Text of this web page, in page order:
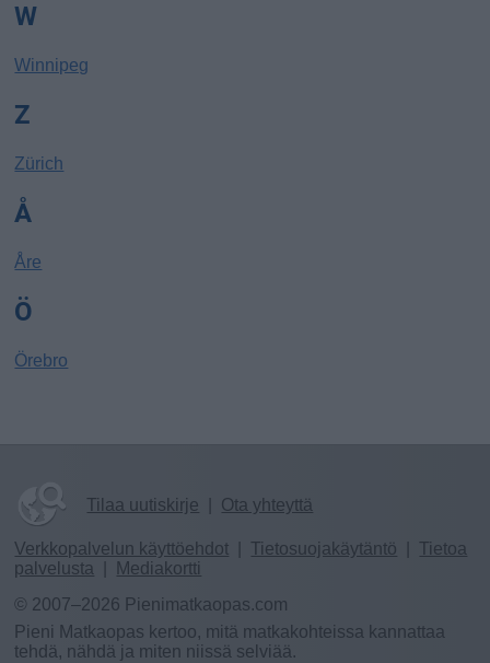
W
Winnipeg
Z
Zürich
Å
Åre
Ö
Örebro
Tilaa uutiskirje Ota yhteyttä
Verkkopalvelun käyttöehdot Tietosuojakäytäntö
Tietoa
palvelusta
Mediakortti
© 2007–2026 Pienimatkaopas.com
Pieni Matkaopas kertoo, mitä matkakohteissa kannattaa
tehdä, nähdä ja miten niissä selviää.